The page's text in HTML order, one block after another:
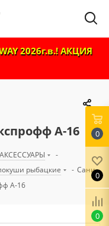
2026г.в.! АКЦИЯ
А-16
АКСЕССУАРЫ
-
рыбацкие - Сани
А-16
0
0
0